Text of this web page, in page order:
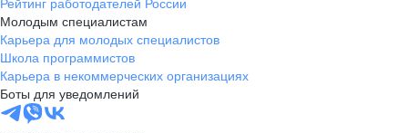
Молодым специалистам
Карьера для молодых специалистов
Школа программистов
Карьера в некоммерческих организациях
Боты для уведомлений